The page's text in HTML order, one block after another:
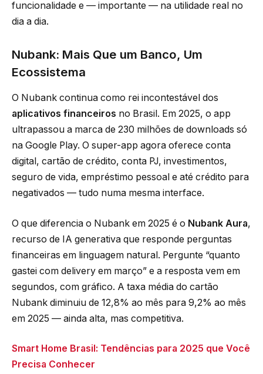
funcionalidade e — importante — na utilidade real no
dia a dia.
Nubank: Mais Que um Banco, Um
Ecossistema
O Nubank continua como rei incontestável dos
aplicativos financeiros no Brasil. Em 2025, o app
ultrapassou a marca de 230 milhões de downloads só
na Google Play. O super-app agora oferece conta
digital, cartão de crédito, conta PJ, investimentos,
seguro de vida, empréstimo pessoal e até crédito para
negativados — tudo numa mesma interface.
O que diferencia o Nubank em 2025 é o Nubank Aura,
recurso de IA generativa que responde perguntas
financeiras em linguagem natural. Pergunte “quanto
gastei com delivery em março” e a resposta vem em
segundos, com gráfico. A taxa média do cartão
Nubank diminuiu de 12,8% ao mês para 9,2% ao mês
em 2025 — ainda alta, mas competitiva.
Smart Home Brasil: Tendências para 2025 que Você
Precisa Conhecer